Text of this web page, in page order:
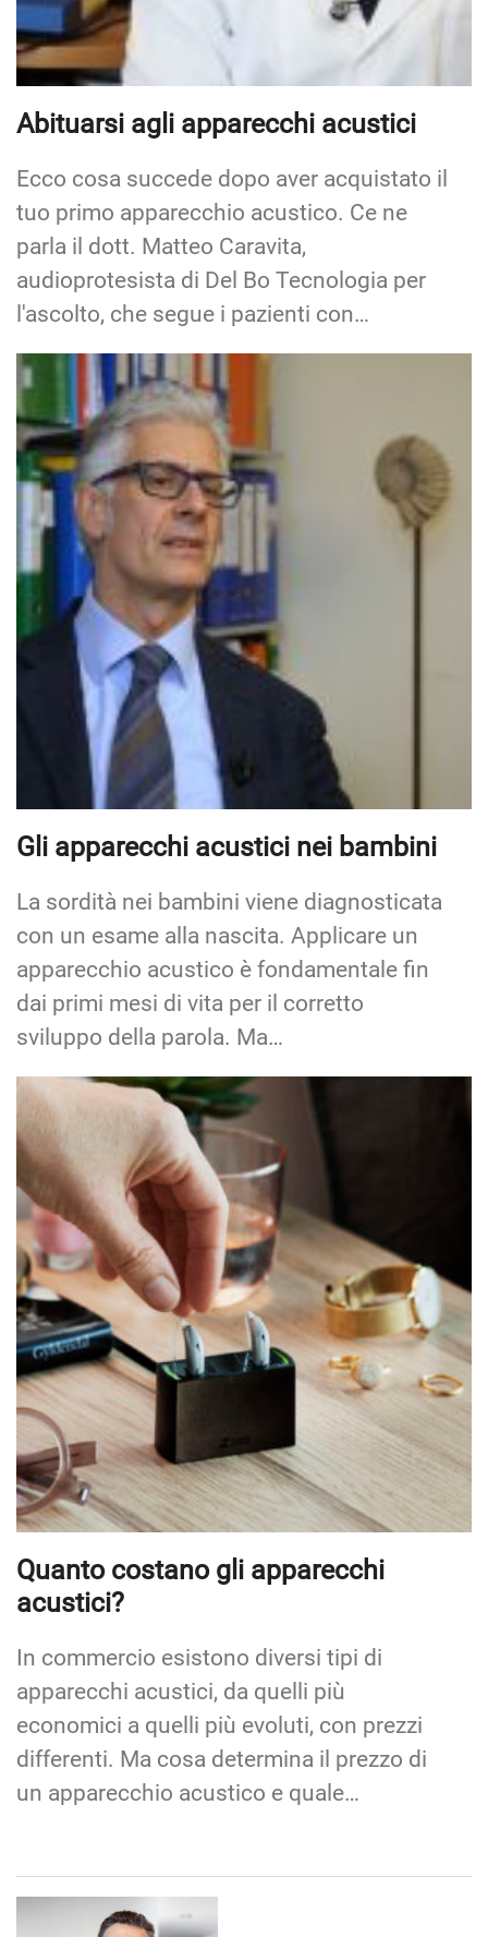
Abituarsi agli apparecchi acustici
Ecco cosa succede dopo aver acquistato il
tuo primo apparecchio acustico. Ce ne
parla il dott. Matteo Caravita,
audioprotesista di Del Bo Tecnologia per
l'ascolto, che segue i pazienti con…
Gli apparecchi acustici nei bambini
La sordità nei bambini viene diagnosticata
con un esame alla nascita. Applicare un
apparecchio acustico è fondamentale fin
dai primi mesi di vita per il corretto
sviluppo della parola. Ma…
Quanto costano gli apparecchi
acustici?
In commercio esistono diversi tipi di
apparecchi acustici, da quelli più
economici a quelli più evoluti, con prezzi
differenti. Ma cosa determina il prezzo di
un apparecchio acustico e quale…